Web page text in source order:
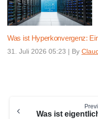
Was ist Hyperkonvergenz:
31. Juli 2026 05:23 | By
Reading